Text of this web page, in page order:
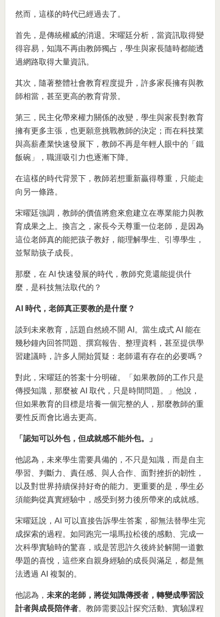
然而，這樣的時代已經過去了。
首先，是傳統權威的消退。宋曜廷分析，當資訊取得變
得容易，知識不再由教師獨占，學生與家長隨時都能透
過網路取得大量資訊。
其次，隨著整體社會教育程度提升，許多家長擁有與教
師相當，甚至更高的教育背景。
第三，民主化帶來權力關係的改變，學生與家長對教育
擁有更多主張，也更願意挑戰教師的決定；而在科技業
與高薪產業快速發展下，教師不再是年輕人眼中的「鐵
飯碗」，職涯吸引力也逐漸下降。
在這樣的時代背景下，教師若想重新贏得尊重，只能走
向另一條路。
宋曜廷強調，教師的價值將愈來愈建立在專業能力與教
育成果之上。換言之，家長今天尊重一位老師，是因為
這位老師真的能把孩子教好，能理解學生、引導學生，
並幫助孩子成長。
那麼，在 AI 快速發展的時代，教師究竟還能提供什
麼，是科技無法取代的？
AI 時代，老師真正要教的是什麼？
談到未來教育，話題自然繞不開 AI。當生成式 AI 能在
幾秒鐘內回答問題、撰寫報告、整理資料，甚至提供學
習建議時，許多人開始質疑：老師還有存在的必要嗎？
對此，宋曜廷的答案十分明確。「如果教師的工作只是
傳授知識，那麼被 AI 取代，只是時間問題。」他說，
但如果教育的目標是培養一個完整的人，那麼教師的重
要性反而會比過去更高。
「認知可以外包，但成就感不能外包。」
他認為，未來學生需要具備的，不只是知識，而是自主
學習、判斷力、責任感、與人合作、面對挫折的韌性，
以及對世界持續保持好奇的能力。更重要的是，學生必
須能夠從真實經驗中，感受到努力後所帶來的成就感。
宋曜廷說，AI 可以直接告訴學生答案，卻無法替學生完
成探索的過程。如同跑完一場馬拉松後的感動、完成一
次科學實驗時的驚喜，或是苦思許久後終於解開一道數
學題的喜悅，這些來自親身經驗的成長與滿足，都是無
法透過 AI 複製的。
他認為， 未來的老師，將從知識傳授者，轉變成學習設
計者與成長陪伴者。教師需要設計探究活動、實驗課程